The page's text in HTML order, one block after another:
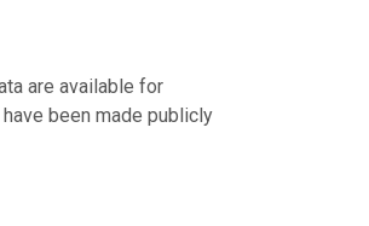
are available for
been made publicly